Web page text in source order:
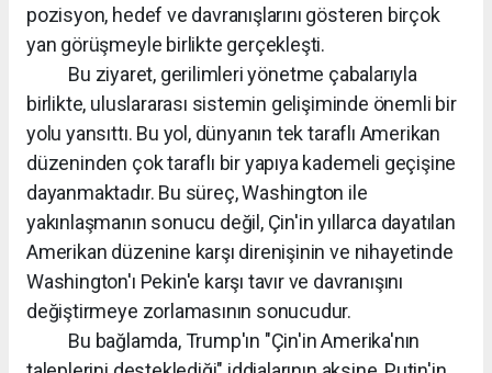
pozisyon, hedef ve davranışlarını gösteren birçok
yan görüşmeyle birlikte gerçekleşti.
Bu ziyaret, gerilimleri yönetme çabalarıyla
birlikte, uluslararası sistemin gelişiminde önemli bir
yolu yansıttı. Bu yol, dünyanın tek taraflı Amerikan
düzeninden çok taraflı bir yapıya kademeli geçişine
dayanmaktadır. Bu süreç, Washington ile
yakınlaşmanın sonucu değil, Çin'in yıllarca dayatılan
Amerikan düzenine karşı direnişinin ve nihayetinde
Washington'ı Pekin'e karşı tavır ve davranışını
değiştirmeye zorlamasının sonucudur.
Bu bağlamda, Trump'ın "Çin'in Amerika'nın